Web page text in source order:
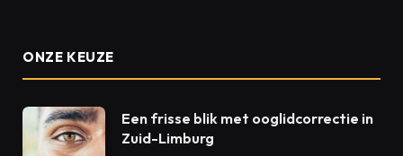
ONZE KEUZE
Een frisse blik met ooglidcorrectie in
Zuid-Limburg